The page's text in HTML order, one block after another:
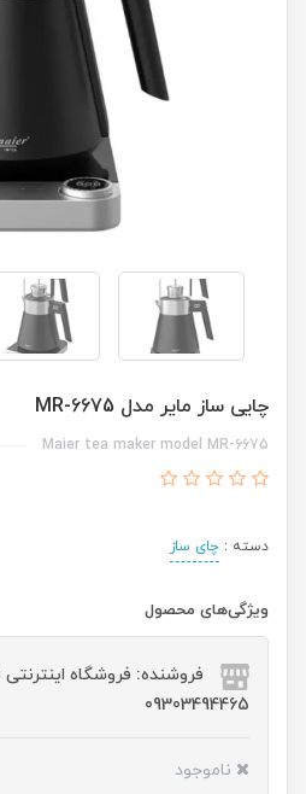
چایی ساز مایر مدل MR-6675
Maier tea maker model MR-6675
دسته : چای ساز
ویژگی‌های محصول
فروشنده: فروشگاه اینترنتی
09303494465
ناموجود